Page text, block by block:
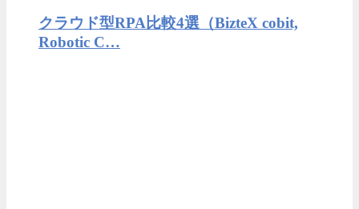
クラウド型RPA比較4選（BizteX cobit,
Robotic C…